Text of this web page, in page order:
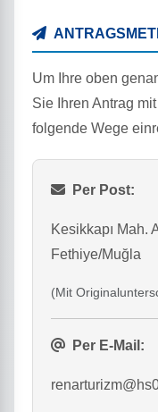
Um Ihre oben
Sie Ihren Antrag
folgende Wege
Per Post:
Kesikkapı Mah.
Fethiye/Muğla
(Mit
Per E-Mail: